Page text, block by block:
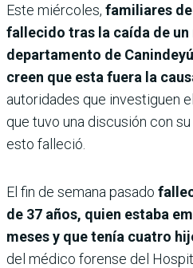
Este miércoles, familiares
fallecido tras la caída de un
departamento de
creen que esta fuera la
autoridades que investiguen
que tuvo una discusión con
esto falleció.
El fin de semana pasado
de 37 años, quien estaba
meses y que tenía cuatro
del médico forense del